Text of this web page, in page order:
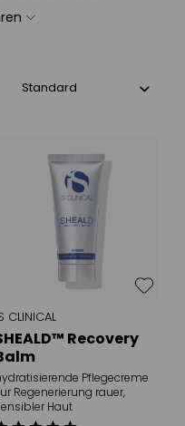
-festigkeit und -
CLINICAL
Recovery
Pflegecreme
Regenerierung rauer,
Haut